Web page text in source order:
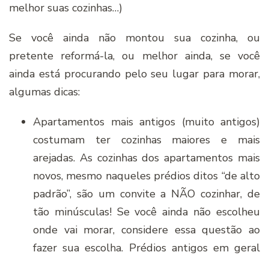
melhor suas cozinhas…)
Se você ainda não montou sua cozinha, ou
pretente reformá-la, ou melhor ainda, se você
ainda está procurando pelo seu lugar para morar,
algumas dicas:
Apartamentos mais antigos (muito antigos)
costumam ter cozinhas maiores e mais
arejadas. As cozinhas dos apartamentos mais
novos, mesmo naqueles prédios ditos “de alto
padrão”, são um convite a NÃO cozinhar, de
tão minúsculas! Se você ainda não escolheu
onde vai morar, considere essa questão ao
fazer sua escolha. Prédios antigos em geral